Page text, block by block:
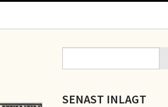
SÖKFORMULÄR
SENAST INLAGT